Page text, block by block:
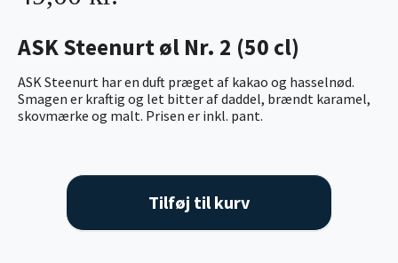
ASK Steenurt øl Nr. 2 (50 cl)
ASK Steenurt har en duft præget af kakao og hasselnød.
Smagen er kraftig og let bitter af daddel, brændt karamel,
skovmærke og malt. Prisen er inkl. pant.
Tilføj til kurv